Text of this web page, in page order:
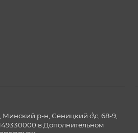
р-н, Сеницкий с\с, 68-9,
в Дополнительном